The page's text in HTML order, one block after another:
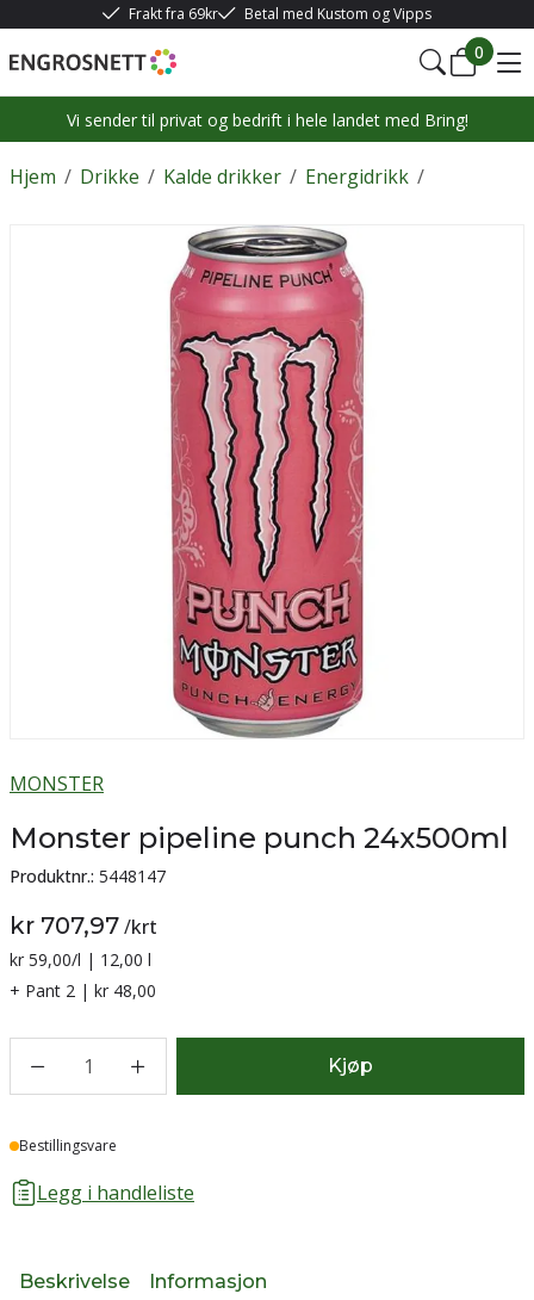
Frakt fra 69kr Betal med Kustom og Vipps
0
Vi sender til privat og bedrift i hele landet med Bring!
/
Hjem /
Drikke /
Kalde drikker /
Energidrikk
MONSTER
Monster pipeline punch 24x500ml
Produktnr.: 5448147
kr 707,97/krt
Sammenligning pris:
kr 59,00/l | 12,00 l
+ Pant 2 | kr 48,00
1 Kjøp
Lager
Bestillingsvare
Legg i handleliste
Beskrivelse Informasjon